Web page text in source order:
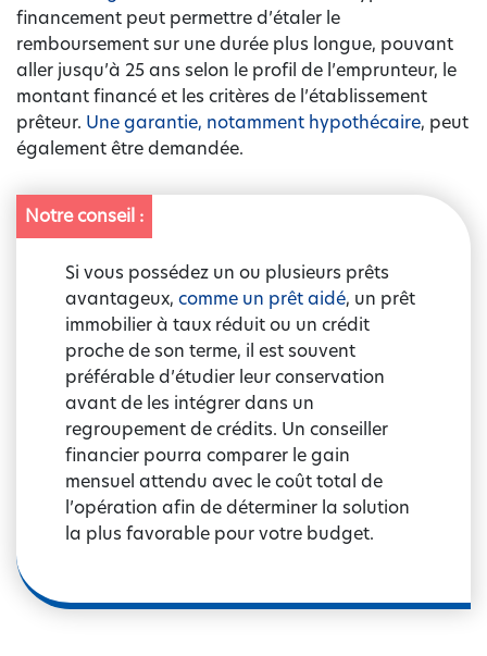
financement peut permettre d’étaler le
remboursement sur une durée plus longue, pouvant
aller jusqu’à 25 ans selon le profil de l’emprunteur, le
montant financé et les critères de l’établissement
prêteur. Une garantie, notamment hypothécaire, peut
également être demandée.
Notre conseil :
Si vous possédez un ou plusieurs prêts
avantageux, comme un prêt aidé, un prêt
immobilier à taux réduit ou un crédit
proche de son terme, il est souvent
préférable d’étudier leur conservation
avant de les intégrer dans un
regroupement de crédits. Un conseiller
financier pourra comparer le gain
mensuel attendu avec le coût total de
l’opération afin de déterminer la solution
la plus favorable pour votre budget.